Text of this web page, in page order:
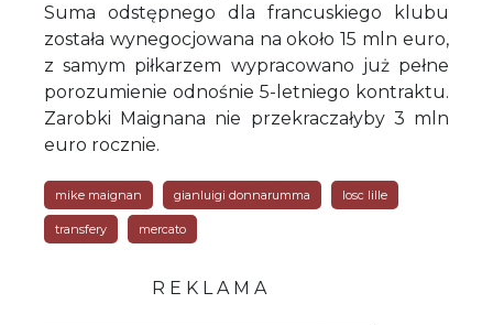
Suma odstępnego dla francuskiego klubu
została wynegocjowana na około 15 mln euro,
z samym piłkarzem wypracowano już pełne
porozumienie odnośnie 5-letniego kontraktu.
Zarobki Maignana nie przekraczałyby 3 mln
euro rocznie.
mike maignan gianluigi donnarumma losc lille
transfery mercato
R E K L A M A